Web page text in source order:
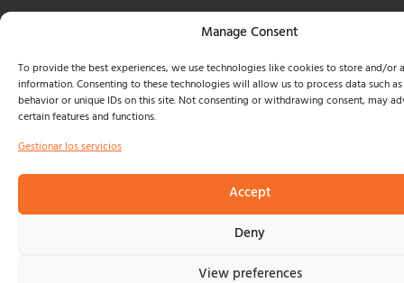
Manage Consent
To provide the best experiences, we use technologies like cookies to store and/or
information. Consenting to these technologies will allow us to process data such
behavior or unique IDs on this site. Not consenting or withdrawing consent, may
certain features and functions.
Gestionar los servicios
Accept
Deny
View preferences